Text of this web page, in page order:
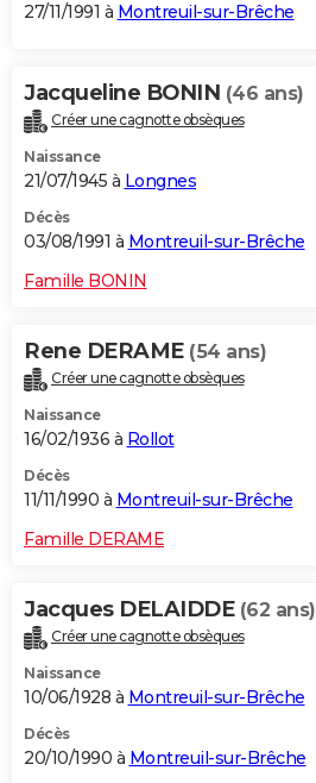
27/11/1991 à Montreuil-sur-Brêche
Jacqueline BONIN (46 ans)
Créer une cagnotte obsèques
Naissance
21/07/1945 à Longnes
Décès
03/08/1991 à Montreuil-sur-Brêche
Famille BONIN
Rene DERAME (54 ans)
Créer une cagnotte obsèques
Naissance
16/02/1936 à Rollot
Décès
11/11/1990 à Montreuil-sur-Brêche
Famille DERAME
Jacques DELAIDDE (62 ans)
Créer une cagnotte obsèques
Naissance
10/06/1928 à Montreuil-sur-Brêche
Décès
20/10/1990 à Montreuil-sur-Brêche